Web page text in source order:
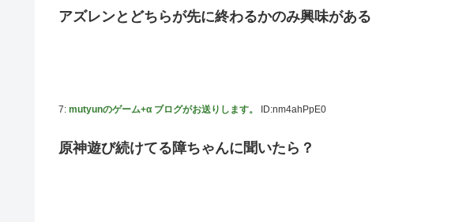
冨里奈央ちゃん、おへそ見せガチでエグいって・・・
アズレンとどちらが先に終わるかのみ興味がある
7: mutyunのゲーム+α ブログがお送りします。 ID:nm4ahPpE0
原神遊び続けてる障ちゃんに聞いたら？